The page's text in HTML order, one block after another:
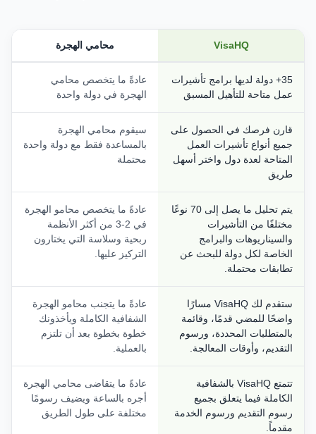
VisaHQ محامي الهجرة
35+ دولة لديها برامج تأشيرات
عمل متاحة للتأهيل المسبق
عادةً ما يتخصص محامي
الهجرة في دولة واحدة
قارن فرصك في الحصول على
جميع أنواع تأشيرات العمل
المتاحة لعدة دول واختر أسهل
طريق
سيقوم محامي الهجرة
بالمساعدة فقط مع دولة واحدة
محتملة
يتم تحليل ما يصل إلى 70 نوعًا
مختلفًا من التأشيرات
والسيناريوهات والبرامج
الخاصة لكل دولة للبحث عن
تطابقات محتملة.
عادةً ما يتخصص محامو الهجرة
في 2-3 من أكثر الأنظمة
ربحية وسلاسة التي يختارون
التركيز عليها.
ستقدم لك VisaHQ مسارًا
واضحًا للمضي قدمًا، وقائمة
بالمتطلبات المحددة، ورسوم
التقديم، وأوقات المعالجة.
عادةً ما يتجنب محامو الهجرة
الشفافية الكاملة ويأخذونك
خطوة بخطوة بعد أن تلتزم
بالعملية.
تتمتع VisaHQ بالشفافية
الكاملة فيما يتعلق بجميع
رسوم التقديم ورسوم الخدمة
مقدماً.
عادةً ما يتقاضى محامي الهجرة
أجره بالساعة ويضيف رسومًا
مختلفة على طول الطريق